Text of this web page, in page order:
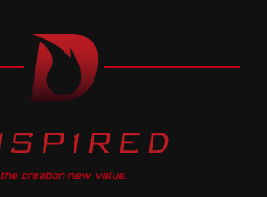
the creation new value.